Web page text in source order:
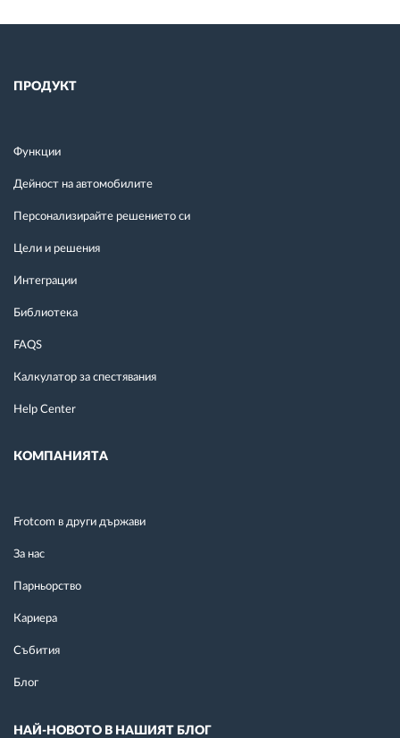
ПРОДУКТ
Функции
Дейност на автомобилите
Персонализирайте решението си
Цели и решения
Интеграции
Библиотека
FAQS
Калкулатор за спестявания
Help Center
КОМПАНИЯТА
Frotcom в други държави
За нас
Парньорство
Кариера
Събития
Блог
НАЙ-НОВОТО В НАШИЯТ БЛОГ